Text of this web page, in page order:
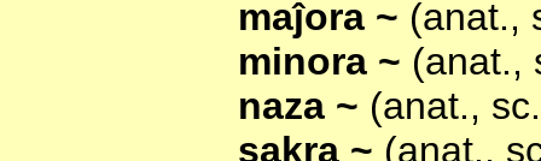
maĵora ~ (anat.,
minora ~ (anat.,
naza ~ (anat.,
sakra ~ (anat.,